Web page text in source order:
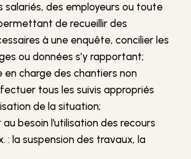
salariés, des employeurs ou toute
de recueillir des
à une enquête, concilier les
ou données s’y rapportant;
en charge des chantiers non
tous les suivis appropriés
de la situation;
besoin l’utilisation des recours
: la suspension des travaux, la